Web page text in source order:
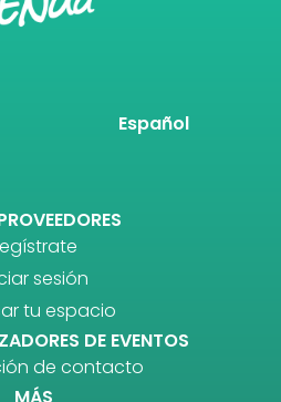
Español
sesión
tu espacio
DE EVENTOS
de contacto